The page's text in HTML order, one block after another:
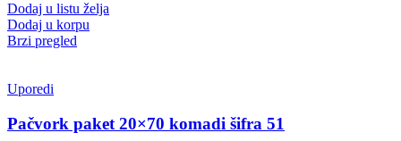
Dodaj u listu želja
Dodaj u korpu
Brzi pregled
Uporedi
Pačvork paket 20×70 komadi šifra 51